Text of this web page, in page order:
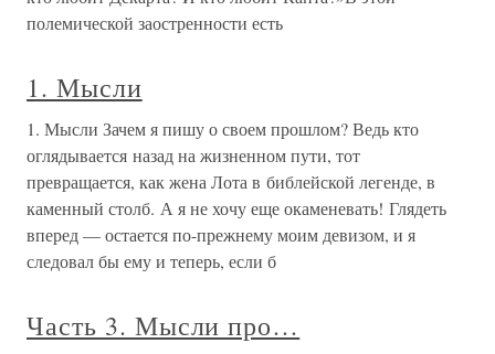
полемической заостренности есть
1. Мысли
1. Мысли Зачем я пишу о своем прошлом? Ведь кто
оглядывается назад на жизненном пути, тот
превращается, как жена Лота в библейской легенде, в
каменный столб. А я не хочу еще окаменевать! Глядеть
вперед — остается по-прежнему моим девизом, и я
следовал бы ему и теперь, если б
Часть 3. Мысли про…